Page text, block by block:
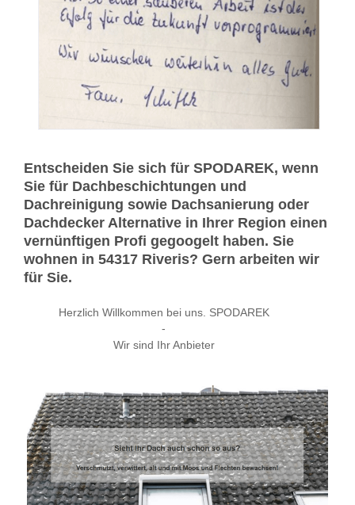
Entscheiden Sie sich für SPODAREK, wenn
Sie für Dachbeschichtungen und
Dachreinigung sowie Dachsanierung oder
Dachdecker Alternative in Ihrer Region einen
vernünftigen Profi gegoogelt haben. Sie
wohnen in 54317 Riveris? Gern arbeiten wir
für Sie.
Herzlich Willkommen bei uns. SPODAREK
-
Wir sind Ihr Anbieter